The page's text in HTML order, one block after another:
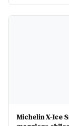
Michelin X-Ice